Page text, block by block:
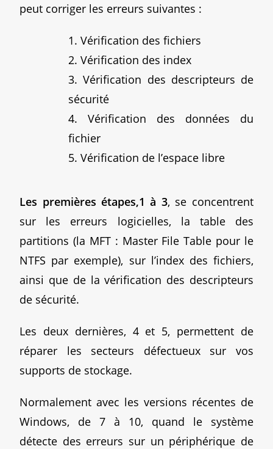
peut corriger les erreurs suivantes :
1. Vérification des fichiers
2. Vérification des index
3. Vérification des descripteurs de
sécurité
4. Vérification des données du
fichier
5. Vérification de l’espace libre
Les premières étapes,1 à 3, se concentrent
sur les erreurs logicielles, la table des
partitions (la MFT : Master File Table pour le
NTFS par exemple), sur l’index des fichiers,
ainsi que de la vérification des descripteurs
de sécurité.
Les deux dernières, 4 et 5, permettent de
réparer les secteurs défectueux sur vos
supports de stockage.
Normalement avec les versions récentes de
Windows, de 7 à 10, quand le système
détecte des erreurs sur un périphérique de